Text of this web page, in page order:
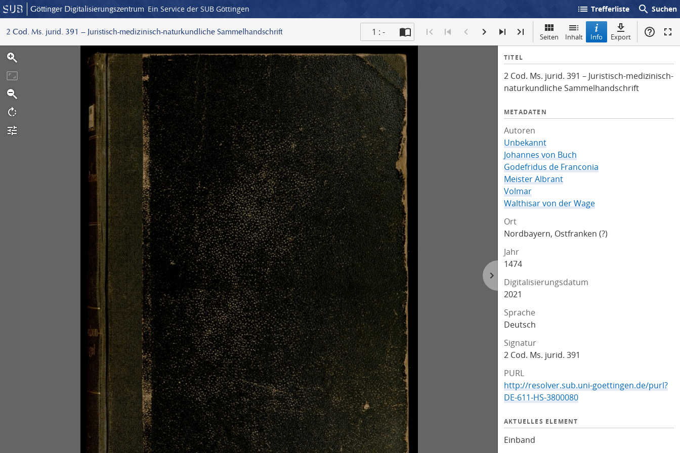
Göttinger Digitalisierungszentrum Ein Service der SUB Göttingen list Trefferliste search Suchen
2 Cod. Ms. jurid. 391 – Juristisch-medizinisch-naturkundliche Sammelhandschrift 1 : - Seiten Inhalt Info Export
I
f
o
TITEL
2 Cod. Ms. jurid. 391 – Juristisch-medizinisch-
naturkundliche Sammelhandschrift
METADATEN
Autoren
Unbekannt
Johannes von Buch
Godefridus de Franconia
Meister Albrant
Volmar
Walthisar von der Wage
Ort
Nordbayern, Ostfranken (?)
Jahr
1474
Digitalisierungsdatum
2021
Sprache
Deutsch
Signatur
2 Cod. Ms. jurid. 391
PURL
http://resolver.sub.uni-goettingen.de/purl?
DE-611-HS-3800080
AKTUELLES ELEMENT
Einband